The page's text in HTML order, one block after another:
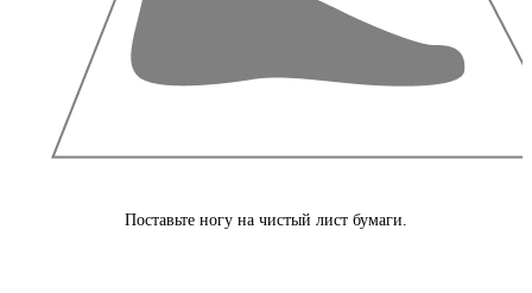
Поставьте ногу на чистый лист бумаги.